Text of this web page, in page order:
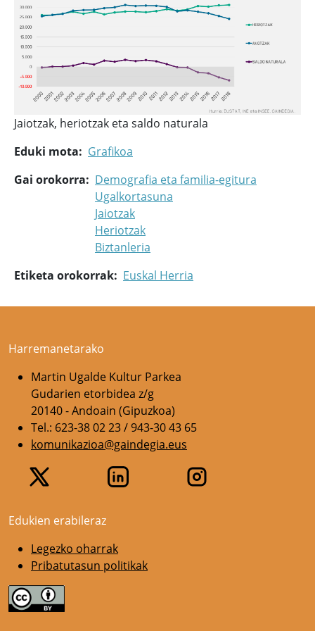
Jaiotzak, heriotzak eta saldo naturala
Eduki mota
Grafikoa
Gai orokorra
Demografia eta familia-egitura
Ugalkortasuna
Jaiotzak
Heriotzak
Biztanleria
Etiketa orokorrak
Euskal Herria
Harremanetarako
Martin Ugalde Kultur Parkea
Gudarien etorbidea z/g
20140 - Andoain (Gipuzkoa)
Tel.: 623-38 02 23 / 943-30 43 65
komunikazioa@gaindegia.eus
Edukien erabileraz
Legezko oharrak
Pribatutasun politikak